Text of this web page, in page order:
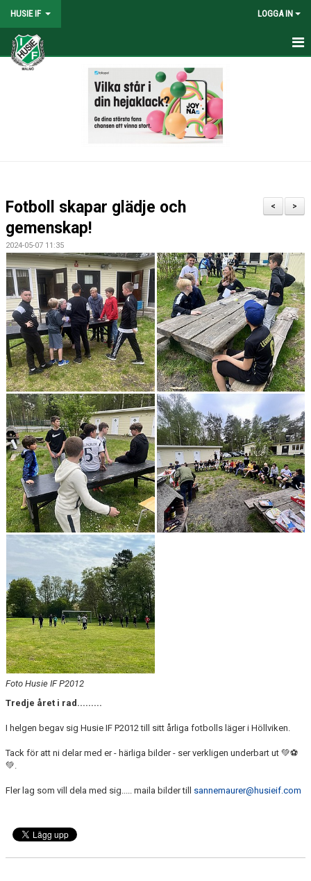
HUSIE IF LOGGA IN
HEM
SHOPEN
MEDLEMSRABATTER
MEDLEMSAVGIFTER
DOMARE
NYHETER
>
<
Fotboll skapar glädje och
gemenskap!
2024-05-07 11:35
Foto Husie IF P2012
Tredje året i rad.........
I helgen begav sig Husie IF P2012 till sitt årliga fotbolls läger i Höllviken.
Tack för att ni delar med er - härliga bilder - ser verkligen underbart ut 💚⚽
💚.
Fler lag som vill dela med sig..... maila bilder till sannemaurer@husieif.com